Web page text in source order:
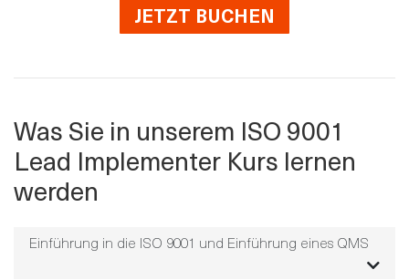
JETZT BUCHEN
Was Sie in unserem ISO 9001
Lead Implementer Kurs lernen
werden
Einführung in die ISO 9001 und Einführung eines QMS